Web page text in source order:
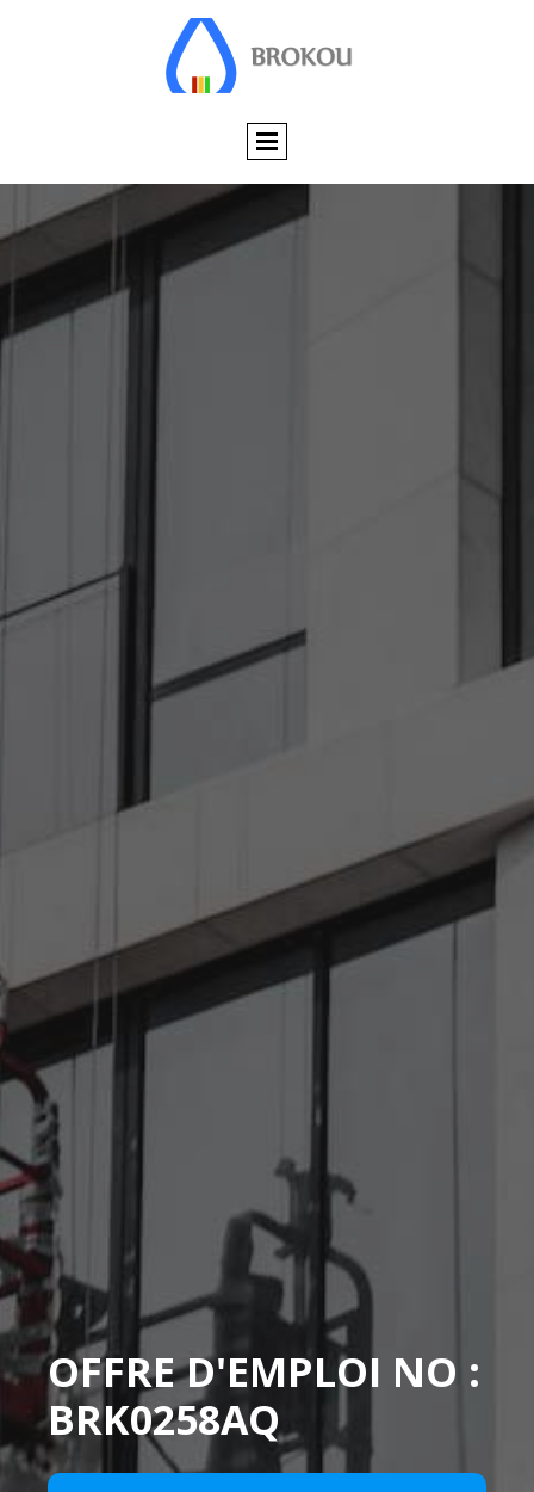
OFFRE D'EMPLOI NO :
BRK0258AQ